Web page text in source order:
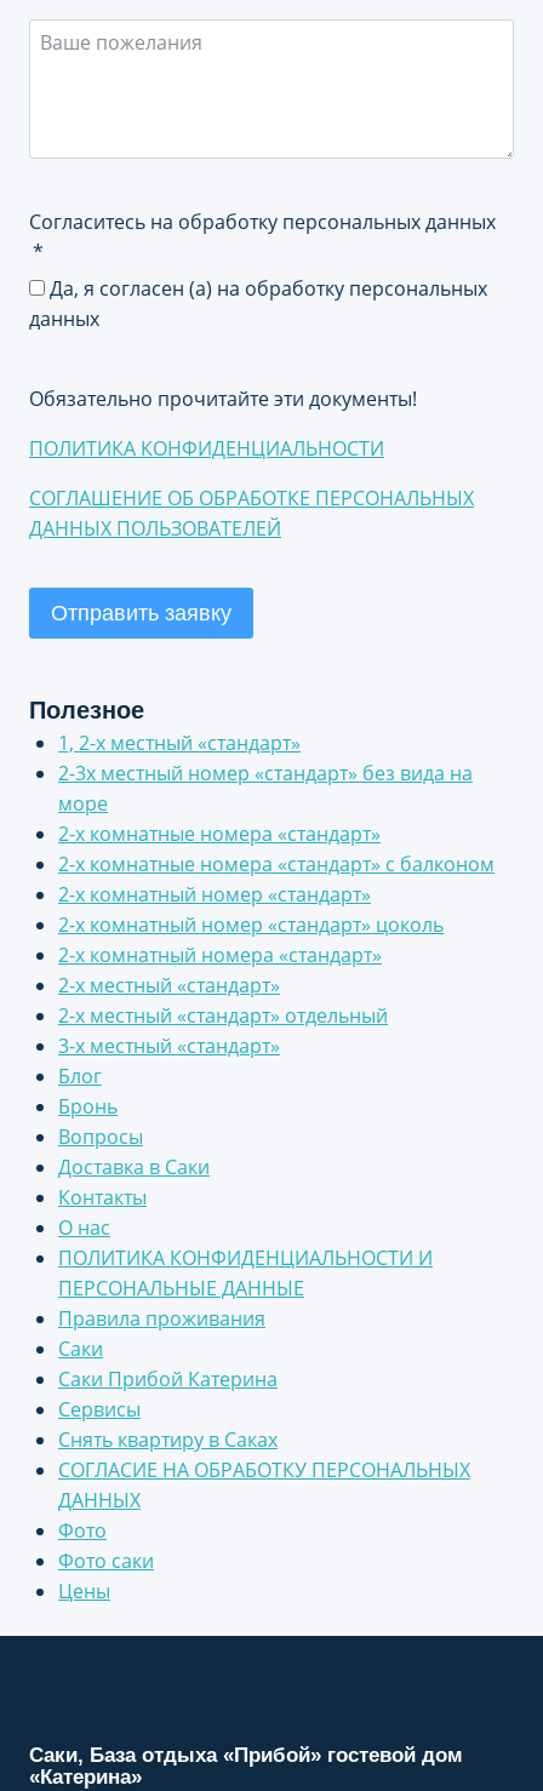
Согласитесь на обработку персональных данных
Да, я согласен (а) на обработку персональных
данных
Обязательно прочитайте эти документы!
ПОЛИТИКА КОНФИДЕНЦИАЛЬНОСТИ
СОГЛАШЕНИЕ ОБ ОБРАБОТКЕ ПЕРСОНАЛЬНЫХ
ДАННЫХ ПОЛЬЗОВАТЕЛЕЙ
Отправить заявку
Полезное
1, 2-х местный «стандарт»
2-3х местный номер «стандарт» без вида на
море
2-х комнатные номера «стандарт»
2-х комнатные номера «стандарт» с балконом
2-х комнатный номер «стандарт»
2-х комнатный номер «стандарт» цоколь
2-х комнатный номера «стандарт»
2-х местный «стандарт»
2-х местный «стандарт» отдельный
3-х местный «стандарт»
Блог
Бронь
Вопросы
Доставка в Саки
Контакты
О нас
ПОЛИТИКА КОНФИДЕНЦИАЛЬНОСТИ И
ПЕРСОНАЛЬНЫЕ ДАННЫЕ
Правила проживания
Саки
Саки Прибой Катерина
Сервисы
Снять квартиру в Саках
СОГЛАСИЕ НА ОБРАБОТКУ ПЕРСОНАЛЬНЫХ
ДАННЫХ
Фото
Фото саки
Цены
Саки, База отдыха «Прибой» гостевой дом
«Катерина»